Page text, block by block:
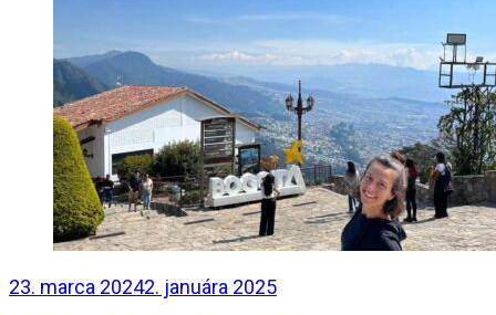
23. marca 20242. januára 2025